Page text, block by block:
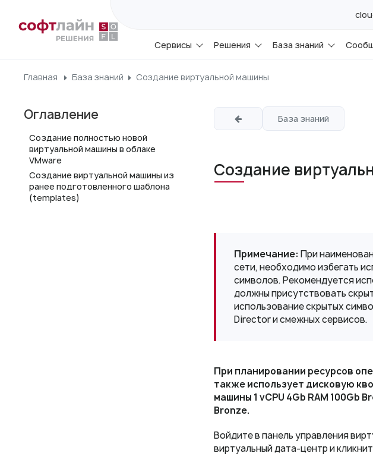
Сервисы Решения База знаний
Главная База знаний Создание виртуальной машины
Оглавление
Создание полностью новой
виртуальной машины в облаке
VMware
Cоздание виртуальной машины из
ранее подготовленного шаблона
(templates)
База знаний
Создание
Примечание: При
сети, необходимо избегать
символов. Рекомендуется
должны присутствовать
использование скрытых
Director и смежных сервисов.
При планировании ресурсов
также использует дисковую
машины 1 vCPU 4Gb RAM 100Gb
Bronze.
Войдите в панель управления
виртуальный дата-центр и